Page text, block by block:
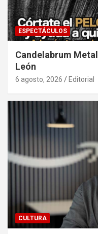
ESPECTÁCULOS
Candelabrum
León
6 agosto, 2026 Editorial
CULTURA